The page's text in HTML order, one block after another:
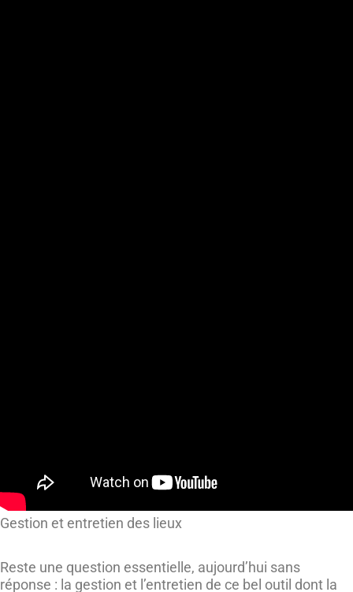
Gestion et entretien des lieux
Reste une question essentielle, aujourd’hui sans
réponse : la gestion et l’entretien de ce bel outil dont la